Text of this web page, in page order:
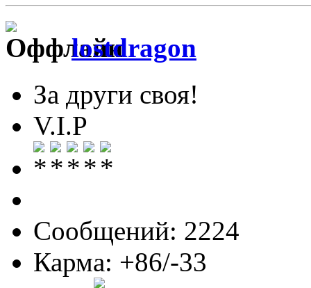
lostdragon
За други своя!
V.I.P
Сообщений: 2224
Карма: +86/-33